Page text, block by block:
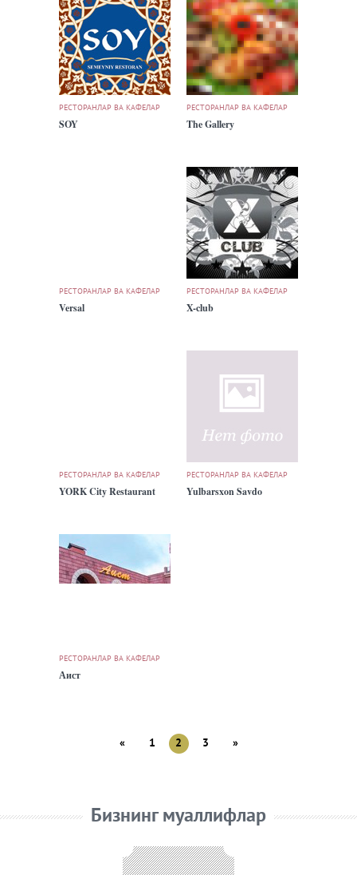
РЕСТОРАНЛАР ВА КАФЕЛАР
SOY
РЕСТОРАНЛАР ВА КАФЕЛАР
The Gallery
РЕСТОРАНЛАР ВА КАФЕЛАР
Versal
РЕСТОРАНЛАР ВА КАФЕЛАР
X-club
РЕСТОРАНЛАР ВА КАФЕЛАР
YORK City Restaurant
РЕСТОРАНЛАР ВА КАФЕЛАР
Yulbarsxon Savdo
РЕСТОРАНЛАР ВА КАФЕЛАР
Аист
« 1 2 3 »
Бизнинг муаллифлар